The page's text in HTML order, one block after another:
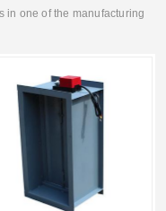
in one of the manufacturing